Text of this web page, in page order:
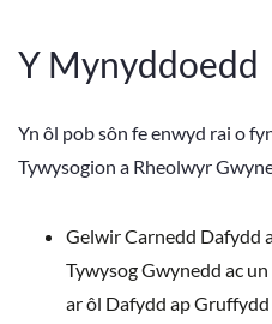
Y Mynyddoedd
Yn ôl pob sôn fe enwyd rai o
Tywysogion a Rheolwyr
Gelwir Carnedd Dafydd
Tywysog Gwynedd ac
ar ôl Dafydd ap